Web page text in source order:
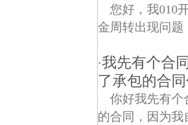
您好，我010
金周转出现问题
·我先有个合
了承包的合
你好我先有个
的合同，因为